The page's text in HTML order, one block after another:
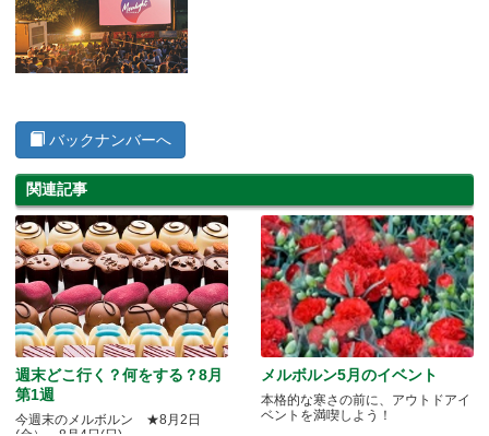
バックナンバーへ
関連記事
週末どこ行く？何をする？8月
第1週
今週末のメルボルン ★8月2日
メルボルン5月のイベント
本格的な寒さの前に、アウトドアイ
ベントを満喫しよう！